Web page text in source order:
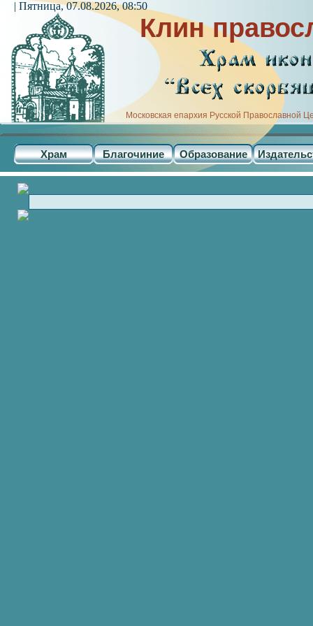
Клин
Московская епархия Русской Православной
Храм Благочиние Образование
| Пятница, 07.08.2026, 08:50